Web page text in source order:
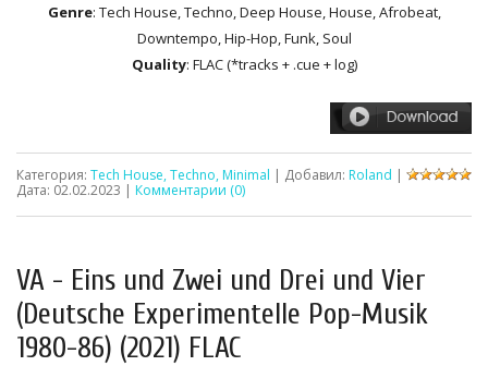
Genre: Tech House, Techno, Deep House, House, Afrobeat,
Downtempo, Hip-Hop, Funk, Soul
Quality: FLAC (*tracks + .cue + log)
Категория: Tech House, Techno, Minimal | Добавил: Roland |
Дата: 02.02.2023 | Комментарии (0)
VA - Eins und Zwei und Drei und Vier
(Deutsche Experimentelle Pop​-​Musik
1980​-​86) (2021) FLAC